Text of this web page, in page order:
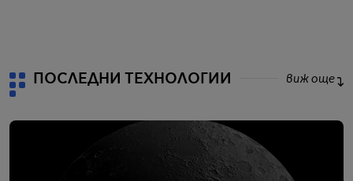
ПОСЛЕДНИ ТЕХНОЛОГИИ виж още